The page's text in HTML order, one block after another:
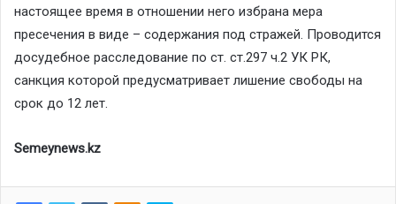
настоящее время в отношении него избрана мера
пресечения в виде – содержания под стражей. Проводится
досудебное расследование по ст. ст.297 ч.2 УК РК,
санкция которой предусматривает лишение свободы на
срок до 12 лет.
Semeynews.kz